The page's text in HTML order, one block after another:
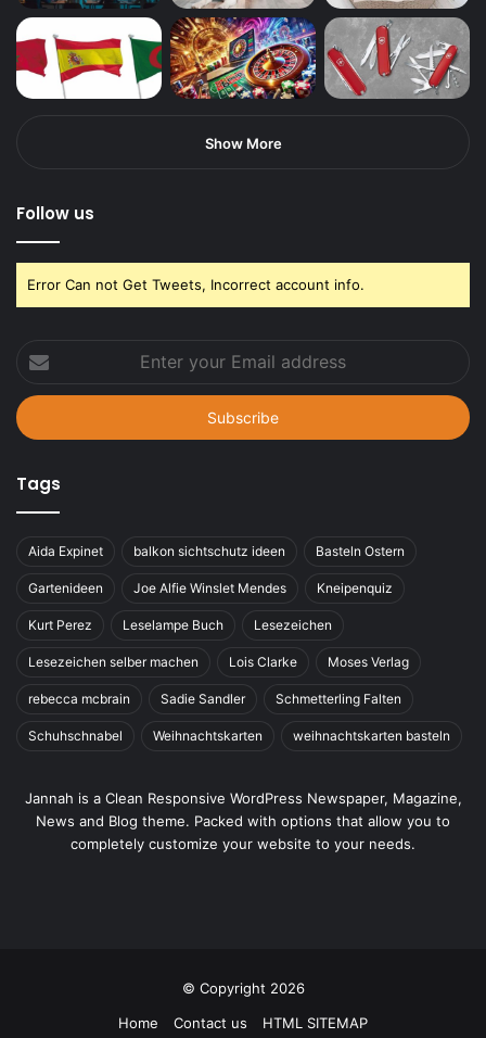
Show More
Follow us
Error Can not Get Tweets, Incorrect account info.
your
Email
address
Tags
Aida Expinet balkon sichtschutz ideen Basteln Ostern
Gartenideen Joe Alfie Winslet Mendes Kneipenquiz
Kurt Perez Leselampe Buch Lesezeichen
Lesezeichen selber machen Lois Clarke Moses Verlag
rebecca mcbrain Sadie Sandler Schmetterling Falten
Schuhschnabel Weihnachtskarten weihnachtskarten basteln
Jannah is a Clean Responsive WordPress Newspaper, Magazine,
News and Blog theme. Packed with options that allow you to
completely customize your website to your needs.
© Copyright 2026
Home
Contact us HTML SITEMAP